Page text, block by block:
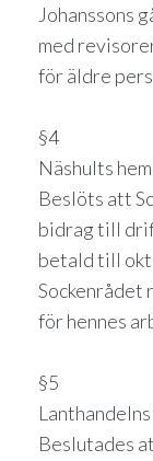
Johanssons
med
för äldre
§4
Näshults
Beslöts att
bidrag till
betald till
för hennes
§5
Beslutades